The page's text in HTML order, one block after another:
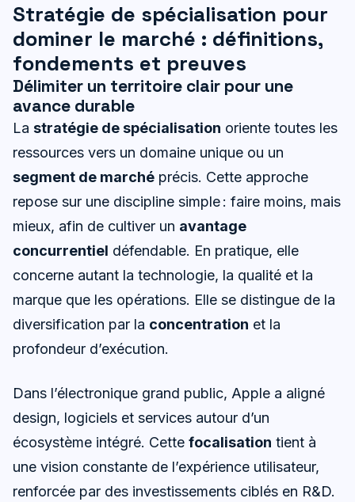
Stratégie de spécialisation pour
dominer le marché : définitions,
fondements et preuves
Délimiter un territoire clair pour une
avance durable
La stratégie de spécialisation oriente toutes les
ressources vers un domaine unique ou un
segment de marché précis. Cette approche
repose sur une discipline simple : faire moins, mais
mieux, afin de cultiver un avantage
concurrentiel défendable. En pratique, elle
concerne autant la technologie, la qualité et la
marque que les opérations. Elle se distingue de la
diversification par la concentration et la
profondeur d’exécution.
Dans l’électronique grand public, Apple a aligné
design, logiciels et services autour d’un
écosystème intégré. Cette focalisation tient à
une vision constante de l’expérience utilisateur,
renforcée par des investissements ciblés en R&D.